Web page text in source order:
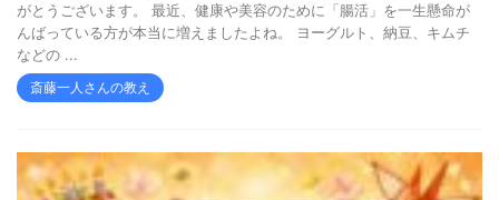
がとうございます。 最近、健康や美容のために「腸活」を一生懸命が
んばっている方が本当に増えましたよね。 ヨーグルト、納豆、キムチ
などの ...
斎藤一人さんの教え